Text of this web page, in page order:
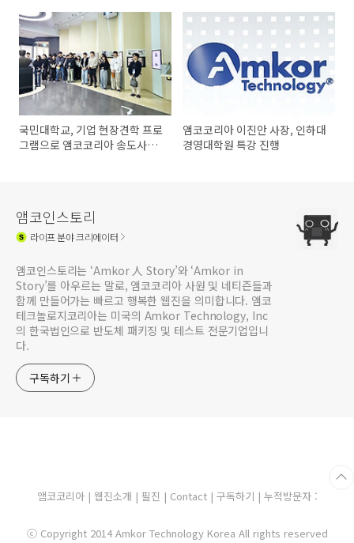
국민대학교, 기업 현장견학 프로
그램으로 앰코코리아 송도사업
앰코코리아 이진안 사장, 인하대
경영대학원 특강 진행
앰코인스토리
라이프분야 크리에이터
앰코인스토리는 ‘Amkor 人 Story’와 ‘Amkor in
Story’를 아우르는 말로, 앰코코리아 사원 및 네티즌들과
함께 만들어가는 빠르고 행복한 웹진을 의미합니다. 앰코
테크놀로지코리아는 미국의 Amkor Technology, Inc
의 한국법인으로 반도체 패키징 및 테스트 전문기업입니
다.
구독하기
앰코코리아| 웹진소개 | 필진 | Contact | 구독하기 | 누적방문자 :
ⓒ Copyright 2014 Amkor Technology Korea All rights reserved